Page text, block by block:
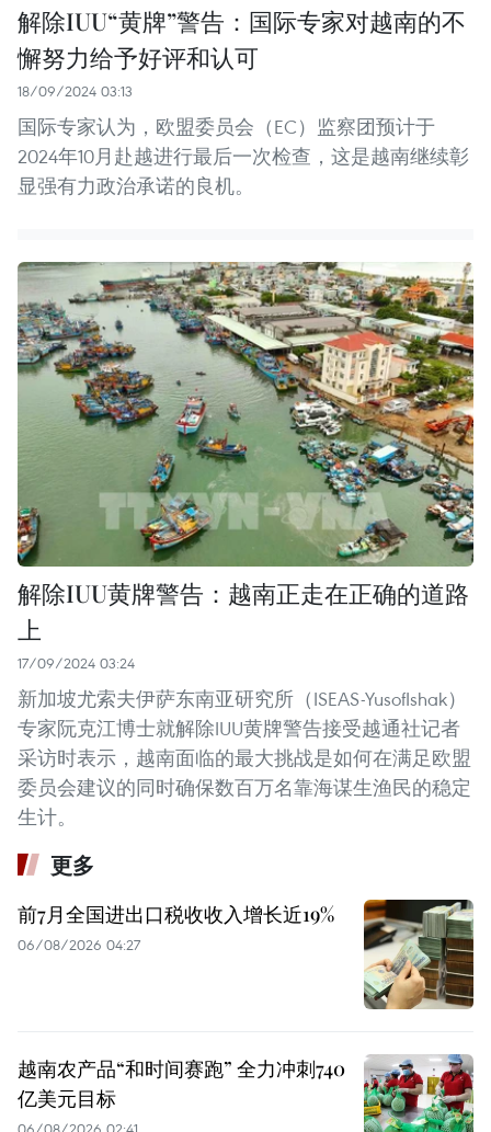
解除IUU“黄牌”警告：国际专家对越南的不
懈努力给予好评和认可
18/09/2024 03:13
国际专家认为，欧盟委员会（EC）监察团预计于
2024年10月赴越进行最后一次检查，这是越南继续彰
显强有力政治承诺的良机。
解除IUU黄牌警告：越南正走在正确的道路
上
17/09/2024 03:24
新加坡尤索夫伊萨东南亚研究所（ISEAS-YusofIshak）
专家阮克江博士就解除IUU黄牌警告接受越通社记者
采访时表示，越南面临的最大挑战是如何在满足欧盟
委员会建议的同时确保数百万名靠海谋生渔民的稳定
生计。
更多
前7月全国进出口税收收入增长近19%
06/08/2026 04:27
越南农产品“和时间赛跑” 全力冲刺740
亿美元目标